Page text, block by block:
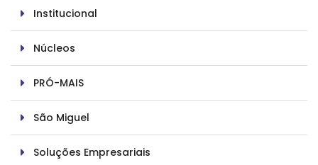
Institucional
Núcleos
PRÓ-MAIS
São Miguel
Soluções Empresariais